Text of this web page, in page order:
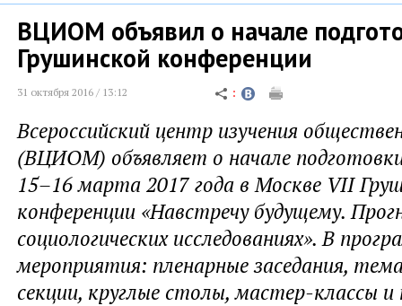
ВЦИОМ объявил о начале
Грушинской конференции
31 октября 2016 / 13:12
Всероссийский центр изучения
(ВЦИОМ) объявляет о начале
15–16 марта 2017 года в Москве VII
конференции «Навстречу будущему.
социологических исследованиях». В
мероприятия: пленарные заседания,
секции, круглые столы, мастер-классы и